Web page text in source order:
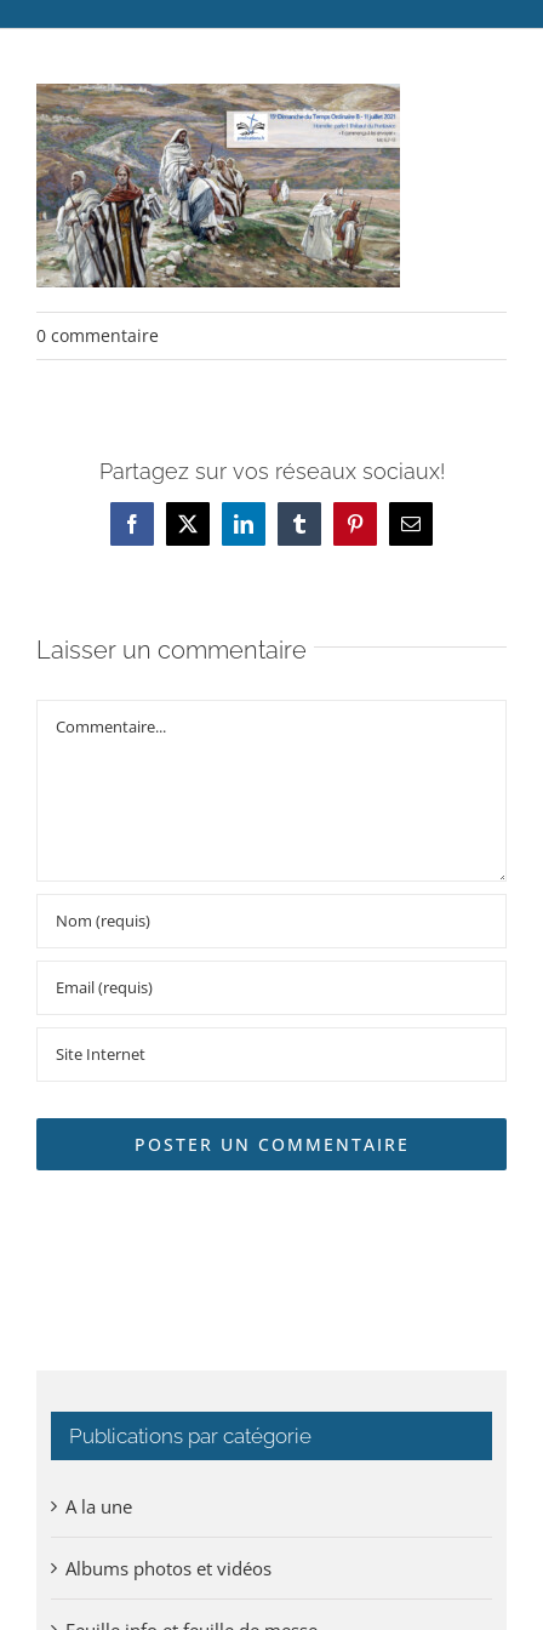
Servir et aimer
Adultes, jeunes et famille
Actualités
Contact
0 commentaire
Partagez sur vos réseaux sociaux!
Facebook
X LinkedInTumblrPinterestEmail
Laisser un commentaire
Commentaire
Publications par catégorie
A la une
Albums photos et vidéos